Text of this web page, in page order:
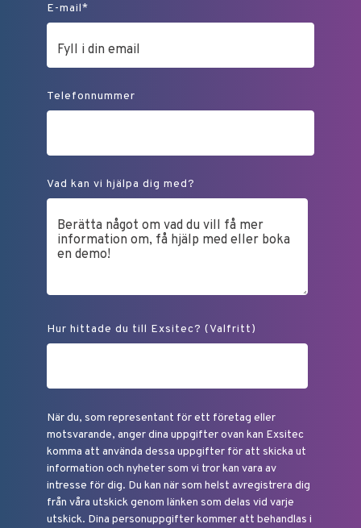
E-mail*
Telefonnummer
Vad kan vi hjälpa dig med?
Hur hittade du till Exsitec? (Valfritt)
När du, som representant för ett företag eller
motsvarande, anger dina uppgifter ovan kan Exsitec
komma att använda dessa uppgifter för att skicka ut
information och nyheter som vi tror kan vara av
intresse för dig. Du kan när som helst avregistrera dig
från våra utskick genom länken som delas vid varje
utskick. Dina personuppgifter kommer att behandlas i